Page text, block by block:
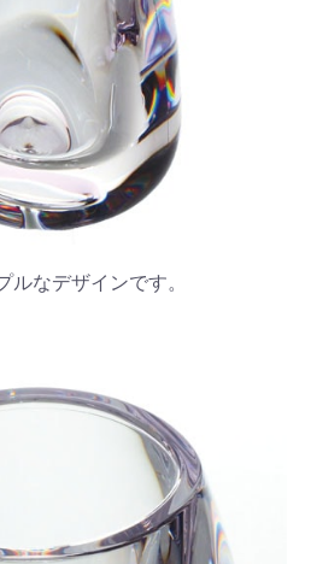
なデザインです。